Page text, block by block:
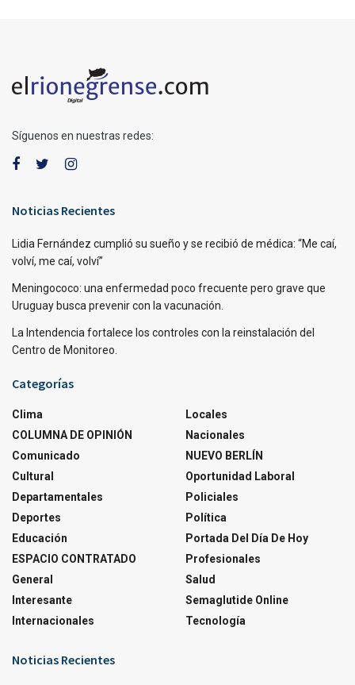
Síguenos en nuestras redes:
Noticias Recientes
Lidia Fernández cumplió su sueño y se recibió de médica: “Me caí,
volví, me caí, volví”
Meningococo: una enfermedad poco frecuente pero grave que
Uruguay busca prevenir con la vacunación.
La Intendencia fortalece los controles con la reinstalación del
Centro de Monitoreo.
Categorías
Clima
COLUMNA DE OPINIÓN
Comunicado
Cultural
Departamentales
Deportes
Educación
ESPACIO CONTRATADO
General
Interesante
Internacionales
Locales
Nacionales
NUEVO BERLÍN
Oportunidad Laboral
Policiales
Política
Portada Del Día De Hoy
Profesionales
Salud
Semaglutide Online
Tecnología
Noticias Recientes